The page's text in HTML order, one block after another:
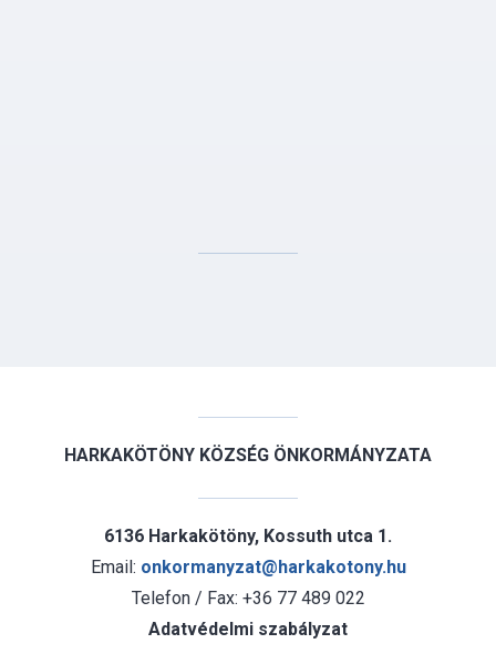
HARKAKÖTÖNY KÖZSÉG ÖNKORMÁNYZATA
6136 Harkakötöny, Kossuth utca 1.
Email: onkormanyzat@harkakotony.hu
Telefon / Fax: +36 77 489 022
Adatvédelmi szabályzat